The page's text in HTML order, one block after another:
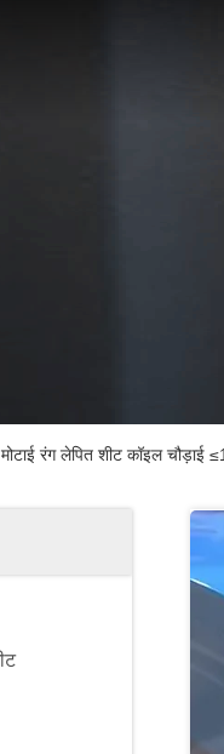
रंग लेपित शीट कॉइल चौड़ाई